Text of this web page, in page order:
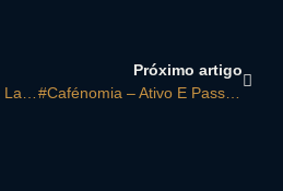
Próximo artigo
#Cafénomia – Ativo E Passivo